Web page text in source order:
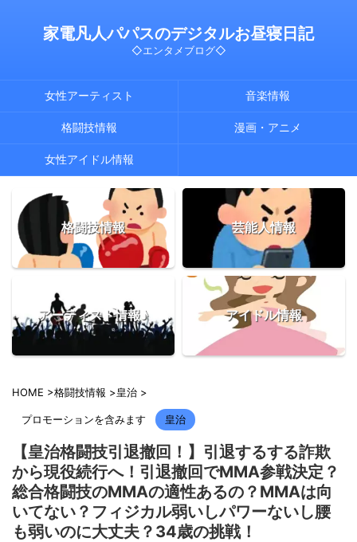
家電凡人パパスのデジタルお昼寝日記
◇エンタメブログ◇
女性アーティスト 音楽情報
格闘技情報 漫画・アニメ
女性アイドル情報
格闘技情報 芸能人情報
アーティスト情報♪ アイドル情報
HOME >格闘技情報 >皇治 >
プロモーションを含みます 皇治
【皇治格闘技引退撤回！】引退するする詐欺
から現役続行へ！引退撤回でMMA参戦決定？
総合格闘技のMMAの適性あるの？MMAは向
いてない？フィジカル弱いしパワーないし腰
も弱いのに大丈夫？34歳の挑戦！